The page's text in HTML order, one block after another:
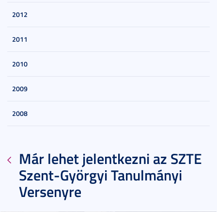
2012
2011
2010
2009
2008
Már lehet jelentkezni az SZTE
Szent-Györgyi Tanulmányi
Versenyre